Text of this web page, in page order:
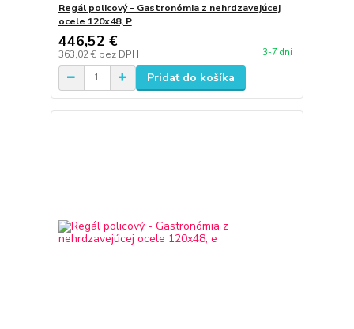
Regál policový - Gastronómia z nehrdzavejúcej
ocele 120x48, P
446,52 €
363,02 € bez DPH 3-7 dni
Pridať do košíka